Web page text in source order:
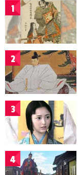
1
2
3
4